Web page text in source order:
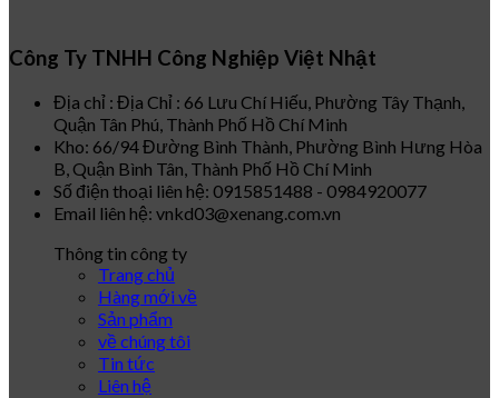
Công Ty TNHH Công Nghiệp Việt Nhật
Địa chỉ : Địa Chỉ : 66 Lưu Chí Hiếu, Phường Tây Thạnh,
Quận Tân Phú, Thành Phố Hồ Chí Minh
Kho: 66/94 Đường Bình Thành, Phường Bình Hưng Hòa
B, Quận Bình Tân, Thành Phố Hồ Chí Minh
Số điện thoại liên hệ: 0915851488 - 0984920077
Email liên hệ: vnkd03@xenang.com.vn
Thông tin công ty
Trang chủ
Hàng mới về
Sản phẩm
về chúng tôi
Tin tức
Liên hệ